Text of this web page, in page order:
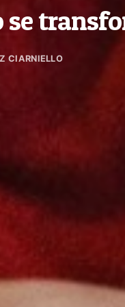
se
CIARNIELLO